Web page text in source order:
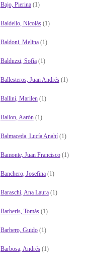
Bajo, Pierina(1)
Baldello, Nicolás(1)
Baldoni, Melina(1)
Balduzzi, Sofía(1)
Ballesteros, Juan Andrés(1)
Ballini, Marilen(1)
Ballon, Aarón(1)
Balmaceda, Lucía Anahí(1)
Bamonte, Juan Francisco(1)
Banchero, Josefina(1)
Baraschi, Ana Laura(1)
Barberis, Tomás(1)
Barbero, Guido(1)
Barbosa, Andrés(1)